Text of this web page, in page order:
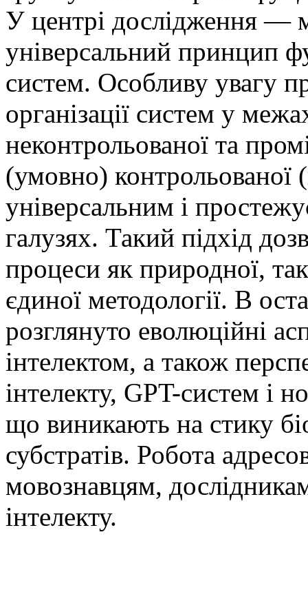
У центрі дослідження —
універсальний принцип
систем. Особливу увагу
організації систем у
неконтрольованої та
(умовно) контрольованої
універсальним і
галузях. Такий підхід
процеси як природної, так
єдиної методології. В
розглянуто еволюційні
інтелектом, а також
інтелекту, GPT-систем і
що виникають на стику
субстратів. Робота
мовознавцям,
інтелекту.